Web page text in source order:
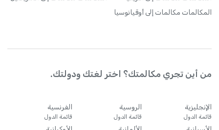
المكالمات مكالمات إلى أوقيانوسيا
من أين تجري مكالمتك؟ اختر لغتك ودولتك.
الإنجليزية
قائمة الدول
الروسية
قائمة الدول
الفرنسية
قائمة الدول